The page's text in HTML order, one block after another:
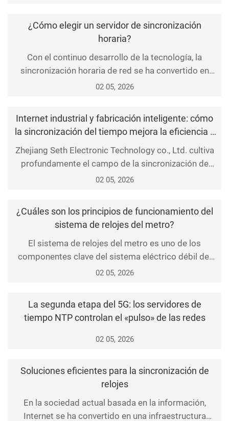
producción industrial no pueden separarse del
soporte preciso de sincronización de tiempo. Como
equipo c
¿Cómo elegir un servidor de sincronización
horaria?
Con el continuo desarrollo de la tecnología, la
sincronización horaria de red se ha convertido en
una función imprescindible para diversos sectores,
servidor de sincronización horaria es especialmente
importante. En este artículo se explica en detalle có
02 05, 2026
Internet industrial y fabricación inteligente: cómo
la sincronización del tiempo mejora la eficiencia y
la calidad de la producción
Zhejiang Seth Electronic Technology co., Ltd. cultiva
profundamente el campo de la sincronización de
tiempo y frecuencia, se centra en la investigación y
basa en la acumulación de tecnología madura para
crear soluciones de sincronización de tiempo adapt
02 05, 2026
¿Cuáles son los principios de funcionamiento del
sistema de relojes del metro?
El sistema de relojes del metro es uno de los
componentes clave del sistema eléctrico débil del
metro. Su función principal no solo es proporcionar
personal de mantenimiento, al personal de oficina y
a los pasajeros, sino también suministrar seña
02 05, 2026
La segunda etapa del 5G: los servidores de
tiempo NTP controlan el «pulso» de las redes
02 05, 2026
Soluciones eficientes para la sincronización de
relojes
En la sociedad actual basada en la información,
Internet se ha convertido en una infraestructura